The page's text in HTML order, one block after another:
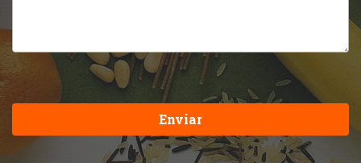
Enviar